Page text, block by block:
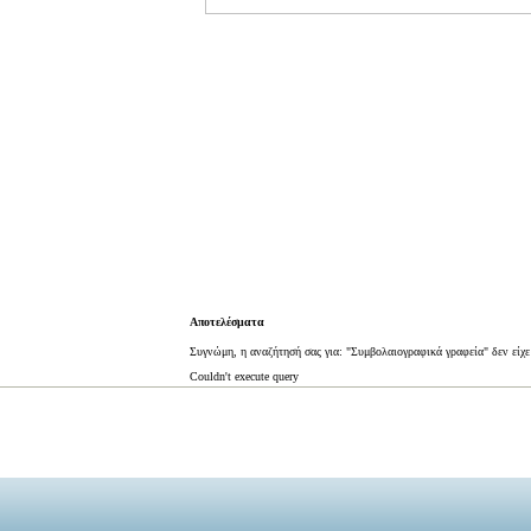
Αποτελέσματα
Συγνώμη, η αναζήτησή σας για: "Συμβολαιογραφικά γραφεία" δεν
Couldn't execute query